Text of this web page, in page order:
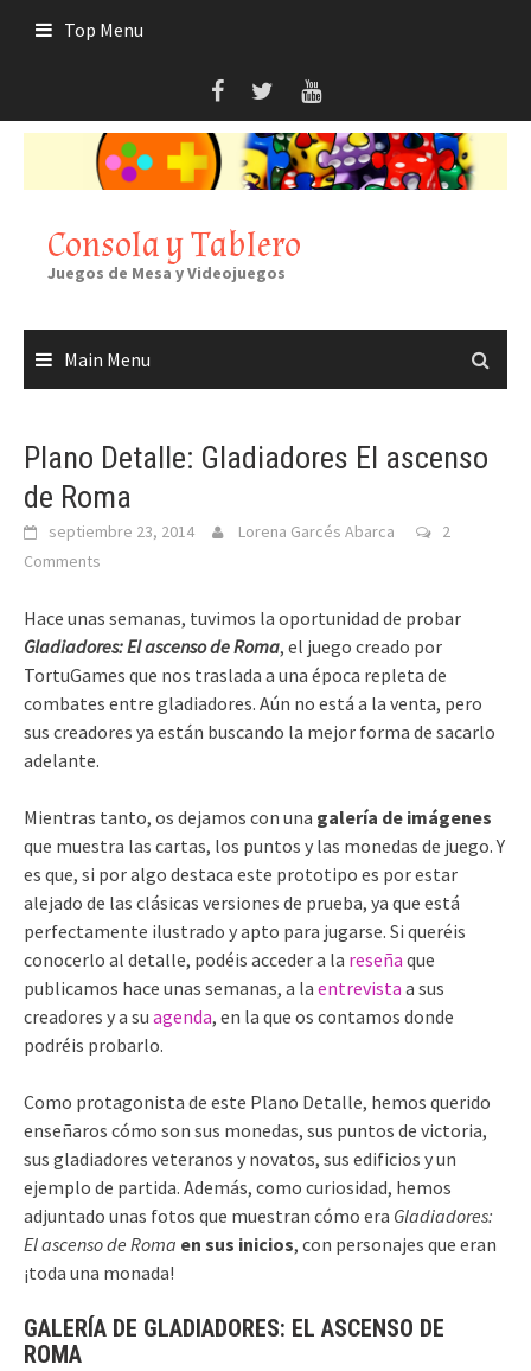
Top Menu
Consola y Tablero
Juegos de Mesa y Videojuegos
Main Menu
Plano Detalle: Gladiadores El ascenso
de Roma
septiembre 23, 2014 Lorena Garcés Abarca
2
Comments
Hace unas semanas, tuvimos la oportunidad de probar
Gladiadores: El ascenso de Roma, el juego creado por
TortuGames que nos traslada a una época repleta de
combates entre gladiadores. Aún no está a la venta, pero
sus creadores ya están buscando la mejor forma de sacarlo
adelante.
Mientras tanto, os dejamos con una galería de imágenes
que muestra las cartas, los puntos y las monedas de juego. Y
es que, si por algo destaca este prototipo es por estar
alejado de las clásicas versiones de prueba, ya que está
perfectamente ilustrado y apto para jugarse. Si queréis
conocerlo al detalle, podéis acceder a la reseña que
publicamos hace unas semanas, a la entrevista a sus
creadores y a su agenda, en la que os contamos donde
podréis probarlo.
Como protagonista de este Plano Detalle, hemos querido
enseñaros cómo son sus monedas, sus puntos de victoria,
sus gladiadores veteranos y novatos, sus edificios y un
ejemplo de partida. Además, como curiosidad, hemos
adjuntado unas fotos que muestran cómo era Gladiadores:
El ascenso de Roma en sus inicios, con personajes que eran
¡toda una monada!
GALERÍA DE GLADIADORES: EL ASCENSO DE
ROMA